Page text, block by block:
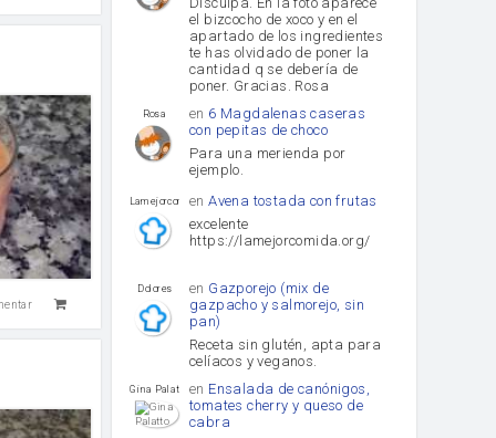
el bizcocho de xoco y en el
apartado de los ingredientes
te has olvidado de poner la
cantidad q se debería de
poner. Gracias. Rosa
Rosa en 6 Magdalenas caseras
con pepitas de choco
Para una merienda por
ejemplo.
lamejorcomida
enAvena tostada con frutas
excelente
https://lamejorcomida.org/
Dolores en Gazporejo (mix de
gazpacho y salmorejo, sin
pan)
Receta sin glutén, apta para
celíacos y veganos.
Gina Palatto en Ensalada de canónigos,
tomates cherry y queso de
cabra